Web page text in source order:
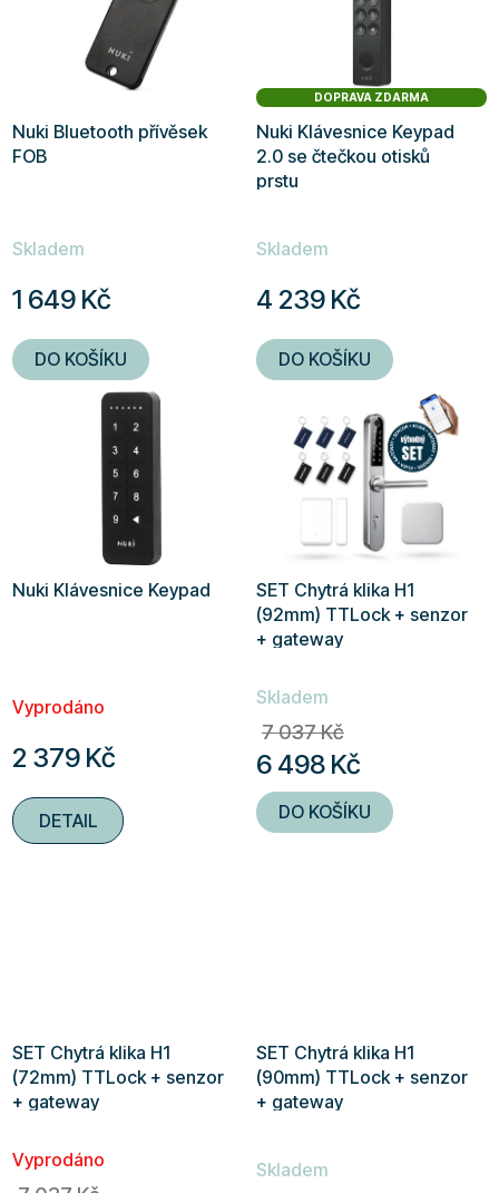
Nuki Bluetooth přívěsek
FOB
Skladem
1 649 Kč
DO KOŠÍKU
DOPRAVA ZDARMA
Nuki Klávesnice Keypad
2.0 se čtečkou otisků
prstu
Skladem
4 239 Kč
DO KOŠÍKU
Nuki Klávesnice Keypad
Vyprodáno
2 379 Kč
DETAIL
SET Chytrá klika H1
(92mm) TTLock + senzor
+ gateway
hodnocení
produktu
je
5,0
z
Skladem
6 498 Kč
7 037 Kč
DO KOŠÍKU
SET Chytrá klika H1
(72mm) TTLock + senzor
+ gateway
hodnocení
Vyprodáno
SET Chytrá klika H1
(90mm) TTLock + senzor
+ gateway
Skladem